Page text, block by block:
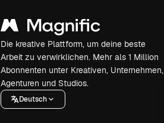
Die kreative Plattform, um deine beste
Arbeit zu verwirklichen. Mehr als 1 Million
Abonnenten unter Kreativen, Unternehmen,
Agenturen und Studios.
Deutsch